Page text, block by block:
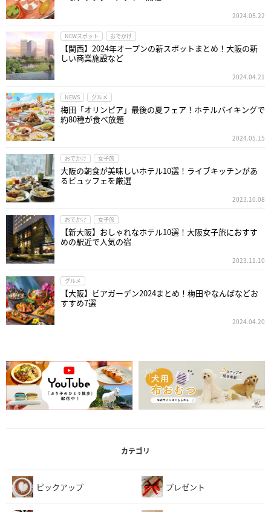
2024.05.22
NEWスポット おでかけ
【関西】2024年オープンの新スポットまとめ！大阪の新
しい商業施設など
2024.04.21
NEWS グルメ
梅田「オリンピア」最後の夏フェア！ホテルバイキングで
約80種が食べ放題
2024.05.15
おでかけ 女子旅
大阪の朝食が美味しいホテル10選！ライブキッチンがあ
るビュッフェを厳選
2023.10.08
おでかけ 女子旅
【新大阪】おしゃれなホテル10選！大阪女子旅におすす
めの駅近で人気の宿
2023.11.10
グルメ
【大阪】ビアガーデン2024まとめ！梅田やなんばなどお
すすめ7選
2024.04.20
カテゴリ
ピックアップ プレゼント